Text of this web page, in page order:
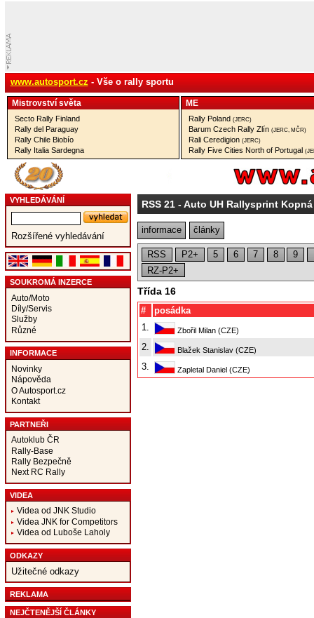
www.autosport.cz - Vše o rally sportu
Mistrovství­ světa
Secto Rally Finland
Rally del Paraguay
Rally Chile Biobío
Rally Italia Sardegna
ME
Rally Poland (JERC)
Barum Czech Rally Zlín (JERC, MČR)
Rali Ceredigion (JERC)
Rally Five Cities North of Portugal
VYHLEDÁVÁNÍ
Rozšířené vyhledávání
SOUKROMÁ INZERCE
Auto/Moto
Díly/Servis
Služby
Různé
INFORMACE
Novinky
Nápověda
O Autosport.cz
Kontakt
PARTNEŘI
Autoklub ČR
Rally-Base
Rally Bezpečně
Next RC Rally
VIDEA
Videa od JNK Studio
Videa JNK for Competitors
Videa od Luboše Laholy
ODKAZY
Užitečné odkazy
REKLAMA
NEJČTENĚJŠÍ ČLÁNKY
RSS 21- Auto UH Rallysprint Kopná
informace články
RSS P2+ 5 6 7 8 9
RZ-P2+
Třída 16
#
posádka
1.
Zbořil Milan (CZE)
2. Blažek Stanislav (CZE)
3. Zapletal Daniel (CZE)